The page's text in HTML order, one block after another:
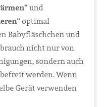
und
optimal
Babyfläschchen und
nicht nur von
sondern auch
werden. Wenn
Gerät verwenden